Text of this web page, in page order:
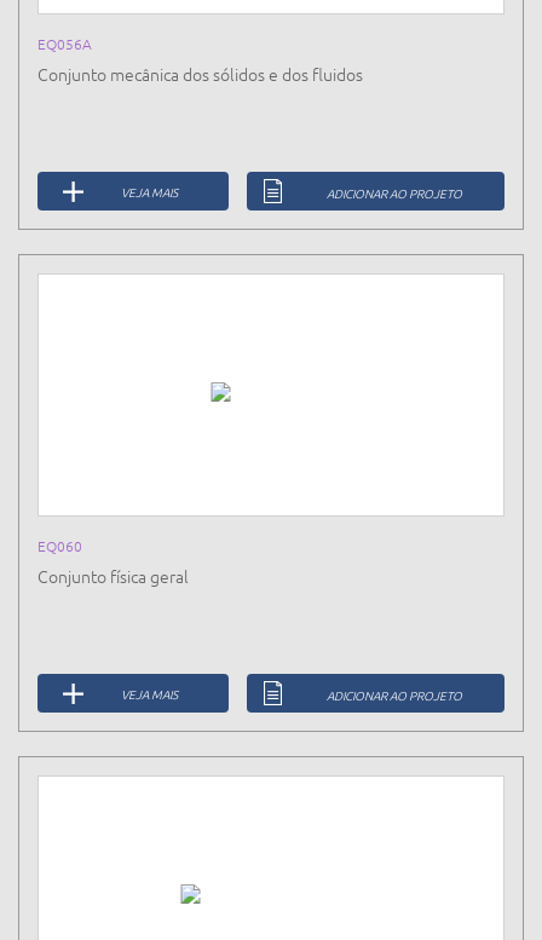
EQ056A
Conjunto mecânica dos sólidos e dos fluidos
VEJA MAIS ADICIONAR AO PROJETO
EQ060
Conjunto física geral
VEJA MAIS ADICIONAR AO PROJETO